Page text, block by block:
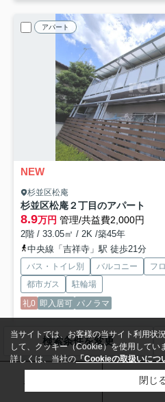
アパート
NEW
杉並区松庵
杉並区松庵２丁目のアパート
8.9万円 管理/共益費2,000円
2階 / 33.05㎡ / 2K /築45年
中央線「吉祥寺」駅 徒歩21分
バス・トイレ別 バルコニー フ
都市ガス
駐輪場
礼0 即入居可 パノラマ
来客時にはTVインターホンで訪問者
粧品や洗面道具といった小物をまとめ
る
検索条件を変更
お問い合わせ 電話
当サイトでは、お客様の当サイト利用状
して、クッキー（Cookie）を使用してい
詳しくは、当社の「Cookieの取扱いにつ
閉じ